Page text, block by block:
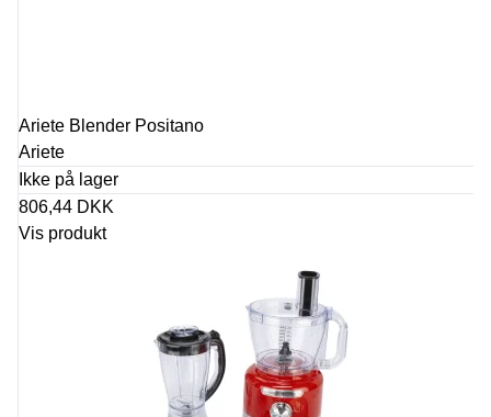
Ariete Blender Positano
Ariete
Ikke på lager
806,44 DKK
Vis produkt